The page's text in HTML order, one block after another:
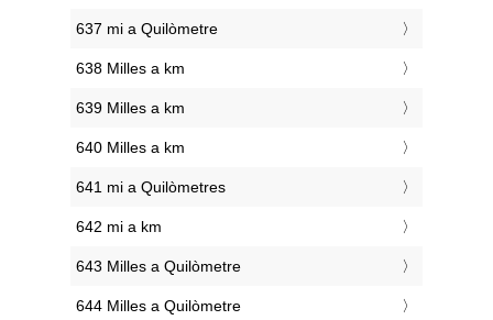
637 mi a Quilòmetre
638 Milles a km
639 Milles a km
640 Milles a km
641 mi a Quilòmetres
642 mi a km
643 Milles a Quilòmetre
644 Milles a Quilòmetre